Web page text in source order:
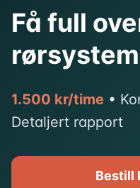
Få full
1.500 kr/time •
Detaljert rapport
Bestill